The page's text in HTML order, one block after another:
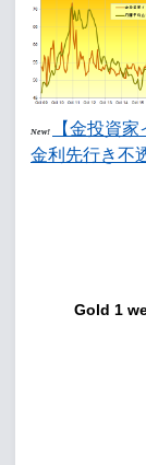
New!
【金投資
金利先行き不
Gold 1